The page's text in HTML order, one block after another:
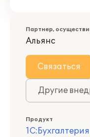
Партнер,
Альянс
Связаться
Другие
Продукт